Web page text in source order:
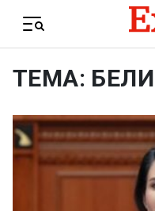
Menu
ТЕМА: